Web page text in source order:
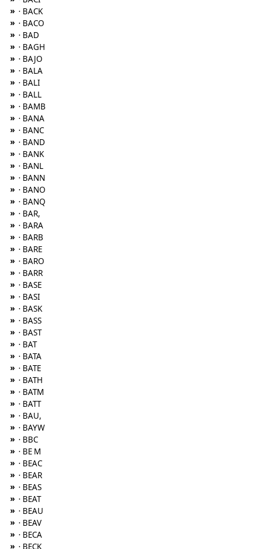
» · BACK
» · BACO
» · BAD
» · BAGH
» · BAJO
» · BALA
» · BALI
» · BALL
» · BAMB
» · BANA
» · BANC
» · BAND
» · BANK
» · BANL
» · BANN
» · BANO
» · BANQ
» · BAR,
» · BARA
» · BARB
» · BARE
» · BARO
» · BARR
» · BASE
» · BASI
» · BASK
» · BASS
» · BAST
» · BAT
» · BATA
» · BATE
» · BATH
» · BATM
» · BATT
» · BAU,
» · BAYW
» · BBC
» · BE M
» · BEAC
» · BEAR
» · BEAS
» · BEAT
» · BEAU
» · BEAV
» · BECA
» · BECK